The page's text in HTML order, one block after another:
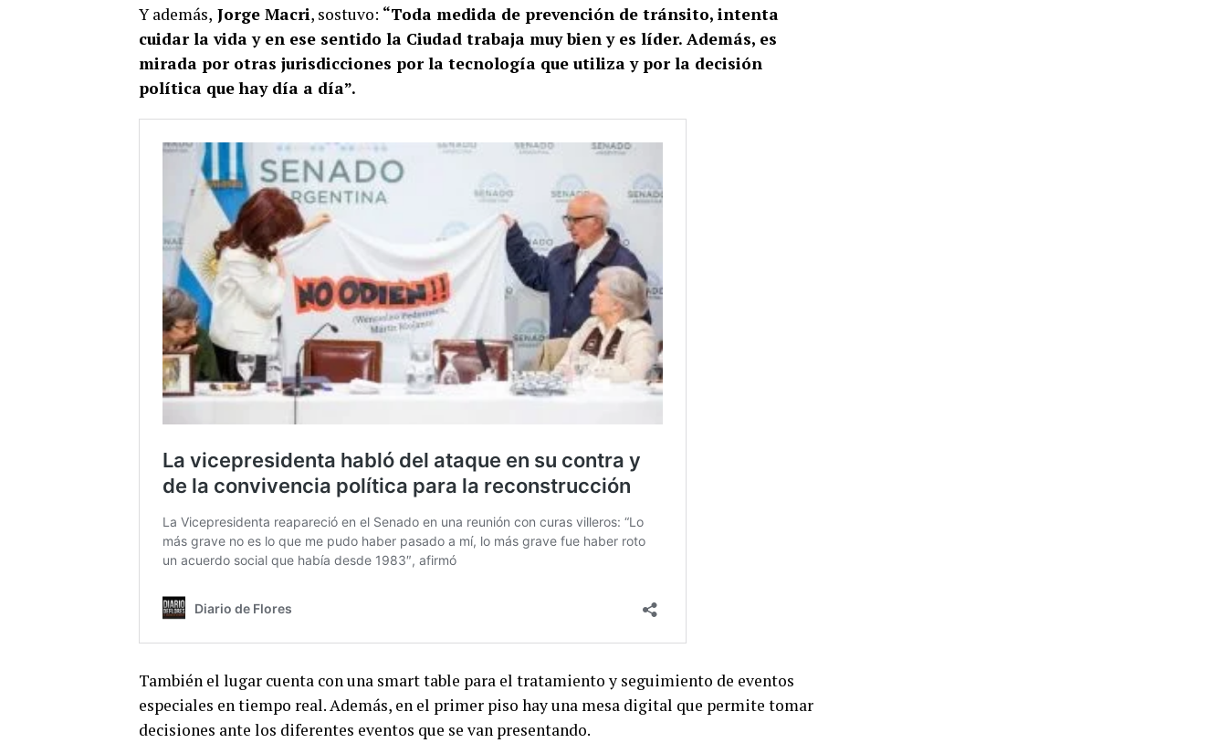
Y además, Jorge Macri, sostuvo: “Toda medida de prevención de tránsito, intenta
cuidar la vida y en ese sentido la Ciudad trabaja muy bien y es líder. Además, es
mirada por otras jurisdicciones por la tecnología que utiliza y por la decisión
política que hay día a día”.
También el lugar cuenta con una smart table para el tratamiento y seguimiento de eventos
especiales en tiempo real. Además, en el primer piso hay una mesa digital que permite tomar
decisiones ante los diferentes eventos que se van presentando.